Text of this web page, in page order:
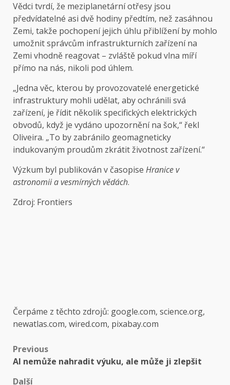
Vědci tvrdí, že meziplanetární otřesy jsou
předvídatelné asi dvě hodiny předtím, než zasáhnou
Zemi, takže pochopení jejich úhlu přiblížení by mohlo
umožnit správcům infrastrukturních zařízení na
Zemi vhodně reagovat – zvláště pokud vlna míří
přímo na nás, nikoli pod úhlem.
„Jedna věc, kterou by provozovatelé energetické
infrastruktury mohli udělat, aby ochránili svá
zařízení, je řídit několik specifických elektrických
obvodů, když je vydáno upozornění na šok,“ řekl
Oliveira. „To by zabránilo geomagneticky
indukovaným proudům zkrátit životnost zařízení.“
Výzkum byl publikován v časopise Hranice v
astronomii a vesmírných vědách.
Zdroj: Frontiers
Čerpáme z těchto zdrojů: google.com, science.org,
newatlas.com, wired.com, pixabay.com
Post
Previous
AI nemůže nahradit výuku, ale může ji zlepšit
Další